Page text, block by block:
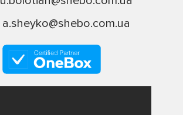
a.sheyko@shebo.com.ua